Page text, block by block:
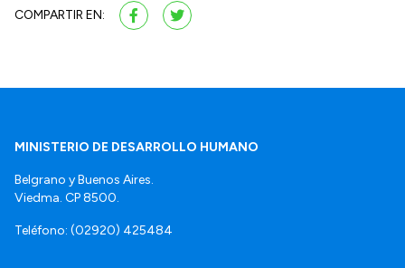
COMPARTIR EN:
MINISTERIO DE DESARROLLO HUMANO
Belgrano y Buenos Aires.
Viedma. CP 8500.
Teléfono: (02920) 425484